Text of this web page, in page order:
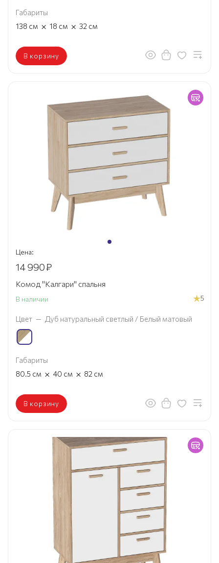
Габариты
138 см × 18 см × 32 см
В корзину
Цена:
14 990₽
Комод "Калгари" спальня
В наличии 5
Цвет — Дуб натуральный светлый / Белый матовый
Габариты
80.5 см × 40 см × 82 см
В корзину